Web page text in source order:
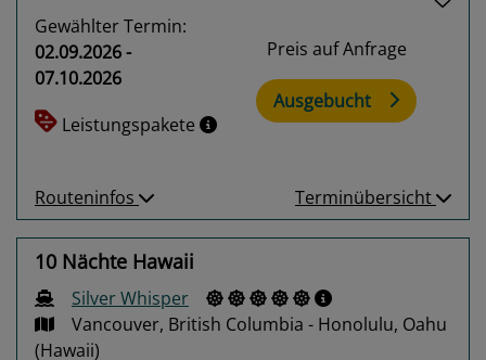
Gewählter Termin:
02.09.2026 -
07.10.2026
Leistungspakete
Preis auf Anfrage
Ausgebucht
Routeninfos Terminübersicht
10 Nächte Hawaii
Silver Whisper
Vancouver, British Columbia - Honolulu, Oahu
(Hawaii)